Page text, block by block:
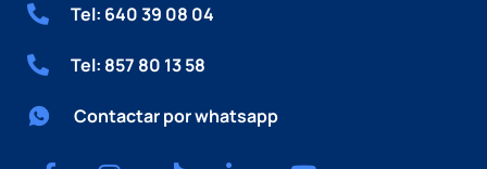
Tel: 640 39 08 04
Tel: 857 80 13 58
Contactar por whatsapp